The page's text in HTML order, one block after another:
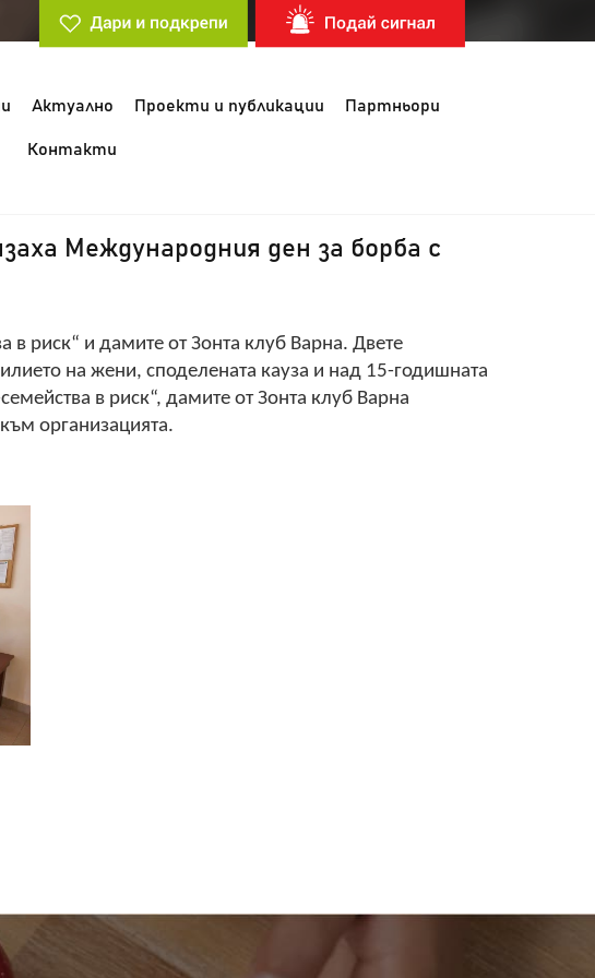
Актуално Проекти и публикации Партньори
Контакти
Международния ден за борба с
в риск“ и дамите от Зонта клуб Варна. Двете
на жени, споделената кауза и над 15-годишната
в риск“, дамите от Зонта клуб Варна
организацията.